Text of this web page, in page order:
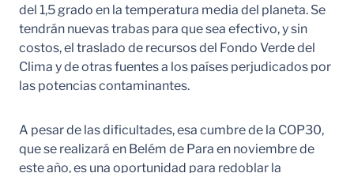
del 1,5 grado en la temperatura media del planeta. Se
tendrán nuevas trabas para que sea efectivo, y sin
costos, el traslado de recursos del Fondo Verde del
Clima y de otras fuentes a los países perjudicados por
las potencias contaminantes.
A pesar de las dificultades, esa cumbre de la COP30,
que se realizará en Belém de Para en noviembre de
este año, es una oportunidad para redoblar la